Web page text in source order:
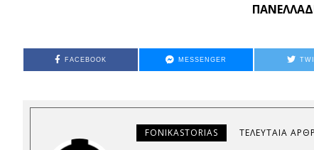
FACEBOOK MESSENGER
FONIKASTORIAS ΤΕΛΕΥΤΑΊΑ